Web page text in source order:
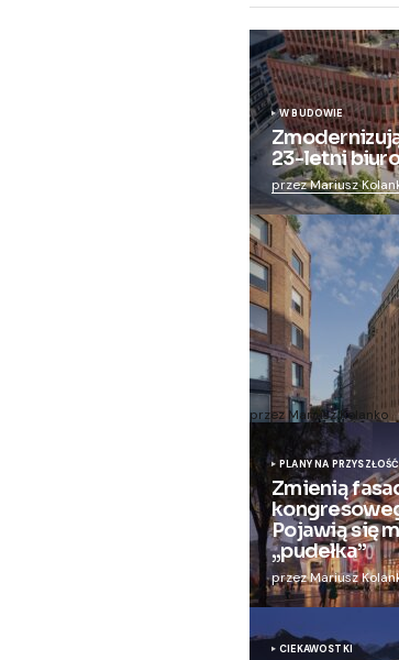
W BUDOWIE
23-letni
przez Mariusz
Zmieniają
nowoczesny
przez Mariusz Kolanko
PLANY NA PRZYSZŁOŚĆ
Zmienią
Pojawią się
„pudełka”
przez Mariusz
CIEKAWOSTKI